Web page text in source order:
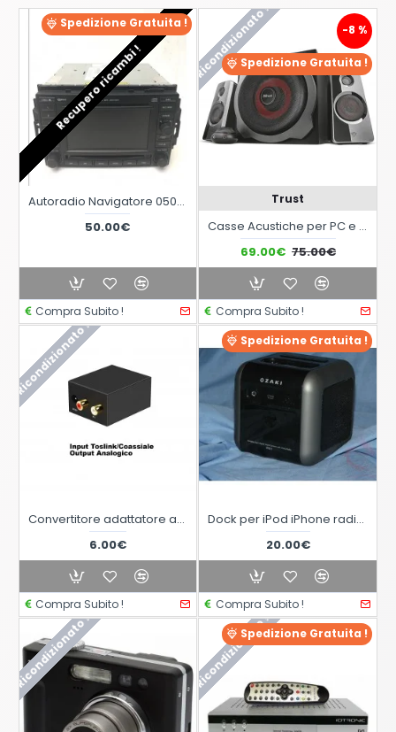
Recupero ricambi !
Spedizione Gratuita !
Autoradio Navigatore 05064191AD da revisionare per Chrysler C300
50.00€
Compra Subito !
Ricondizionato !Spedizione Gratuita !
-8 %
Trust
Casse Acustiche per PC e SmartPhone 2.1 con Subwoofer da 60 Watt Trust GXT 38
69.00€ 75.00€
Compra Subito !
Ricondizionato !
Convertitore adattatore audio da digitale Toslink ottico spidf a analogico RCA
6.00€
Compra Subito !
Spedizione Gratuita !
Dock per iPod iPhone radio sveglia 30 pin OZAKI iMini iP831
20.00€
Compra Subito !
Ricondizionato ! Ricondizionato !Spedizione Gratuita !